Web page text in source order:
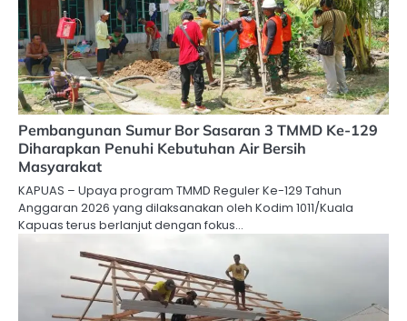
Pembangunan Sumur Bor Sasaran 3 TMMD Ke-129
Diharapkan Penuhi Kebutuhan Air Bersih
Masyarakat
KAPUAS – Upaya program TMMD Reguler Ke-129 Tahun
Anggaran 2026 yang dilaksanakan oleh Kodim 1011/Kuala
Kapuas terus berlanjut dengan fokus…